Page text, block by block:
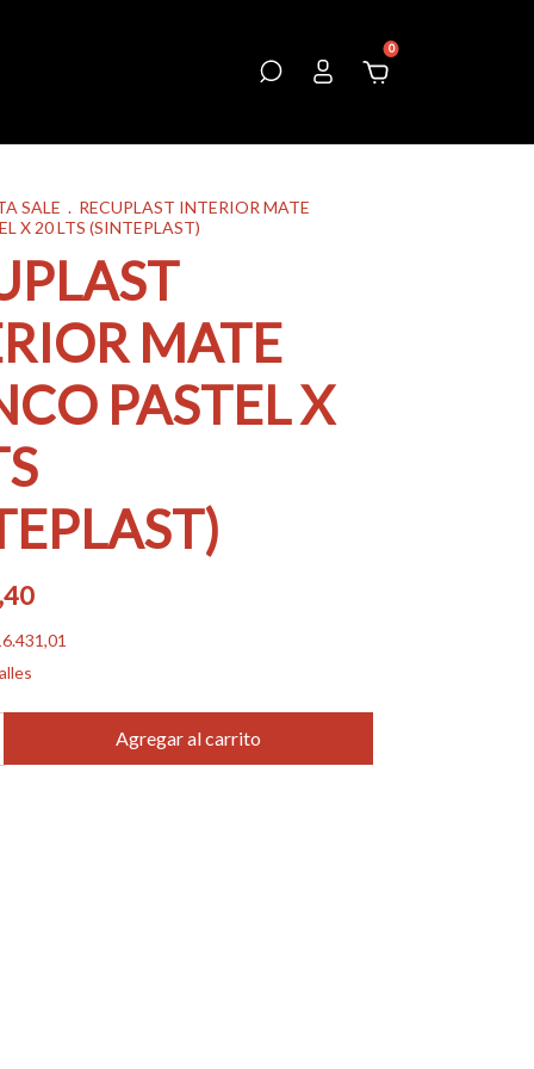
0
SALE . RECUPLAST INTERIOR MATE
X 20 LTS (SINTEPLAST)
MATE
PASTEL X